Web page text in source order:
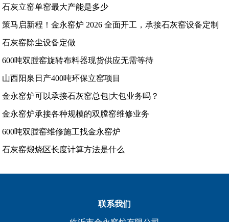
石灰立窑单窑最大产能是多少
策马启新程！金永窑炉 2026 全面开工，承接石灰窑设备定制
石灰窑除尘设备定做
600吨双膛窑旋转布料器现货供应无需等待
山西阳泉日产400吨环保立窑项目
金永窑炉可以承接石灰窑总包|大包业务吗？
金永窑炉承接各种规模的双膛窑维修业务
600吨双膛窑维修施工找金永窑炉
石灰窑煅烧区长度计算方法是什么
联系我们